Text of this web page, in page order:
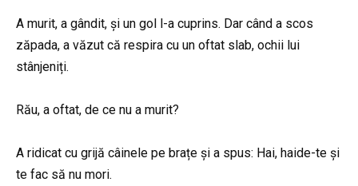
A murit, a gândit, și un gol l-a cuprins. Dar când a scos
zăpada, a văzut că respira cu un oftat slab, ochii lui
stânjeniți.
Rău, a oftat, de ce nu a murit?
A ridicat cu grijă câinele pe brațe și a spus: Hai, haide-te și
te fac să nu mori.